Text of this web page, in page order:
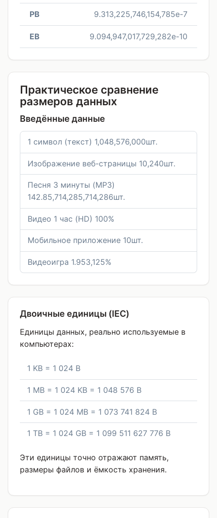
PB 9.313,225,746,154,785e-7
EB 9.094,947,017,729,282e-10
Практическое сравнение
размеров данных
Введённые данные
1 символ (текст) 1,048,576,000шт.
Изображение веб-страницы 10,240шт.
Песня 3 минуты (MP3)
142.85,714,285,714,286шт.
Видео 1 час (HD) 100%
Мобильное приложение 10шт.
Видеоигра 1.953,125%
Двоичные единицы (IEC)
Единицы данных, реально используемые в
компьютерах:
1 KB = 1 024 B
1 MB = 1 024 KB = 1 048 576 B
1 GB = 1 024 MB = 1 073 741 824 B
1 TB = 1 024 GB = 1 099 511 627 776 B
Эти единицы точно отражают память,
размеры файлов и ёмкость хранения.